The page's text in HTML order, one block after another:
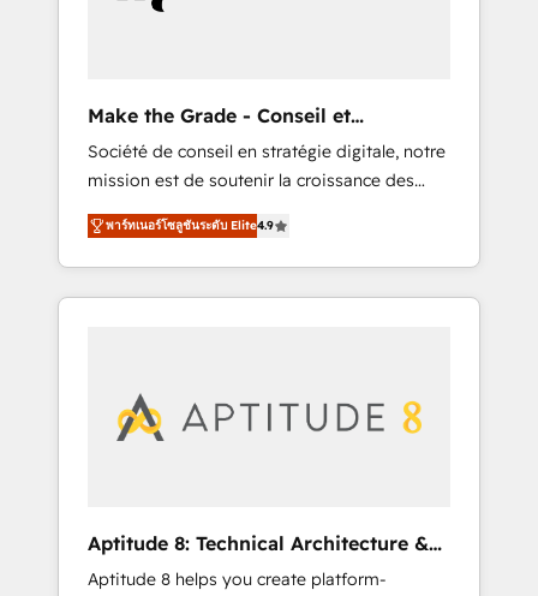
HubSpot aborde chaque projet avec un
objectifs d’entreprise. Grâce à une
méthodologie éprouvée auprès de plus de
400 clients, nous comprenons rapidement
vos enjeux et intégrons parfaitement
HubSpot dans votre organisation. Pour toute
question technique ou besoin de
structuration de votre projet HubSpot,
Make the Grade - Conseil et
intégrateur HubSpot
Société de conseil en stratégie digitale, notre
mission est de soutenir la croissance des
entreprises B2B à travers l’acquisition de
nouveaux clients, l'intégration CRM et le
développement des revenus auprès de vos
comptes existants. En France et à
digitale et des startups florissantes. Nos 3
grandes expertises sont : ➤ L’intégration de
synchronisation API, audit et maintenance) ➤
La création de sites internet de conversion
พาร์ทเนอร์โซลูชันระดับ Elite4.9
Aptitude 8: Technical Architecture &
Deployment
Aptitude 8 helps you create platform-